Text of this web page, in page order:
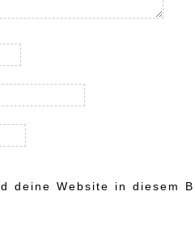
deine Website in diesem